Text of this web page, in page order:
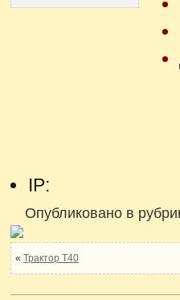
IP:
Опубликовано в
« Трактор Т40